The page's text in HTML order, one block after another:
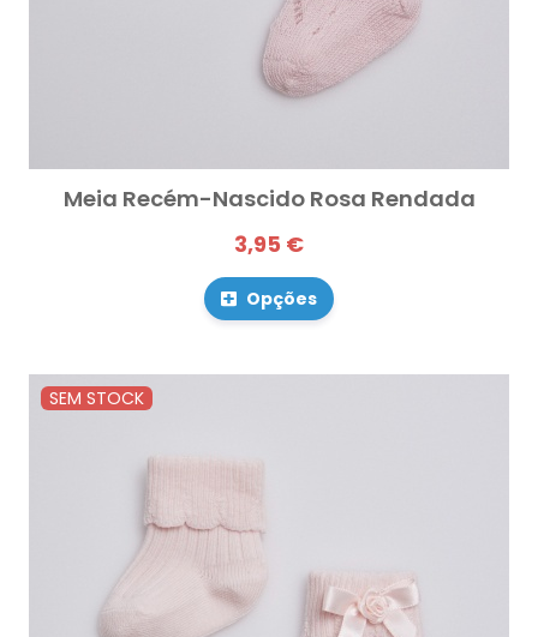
Meia Recém-Nascido Rosa Rendada
3,95 €
Opções
SEM STOCK